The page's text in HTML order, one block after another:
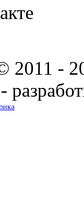
2011 -
-